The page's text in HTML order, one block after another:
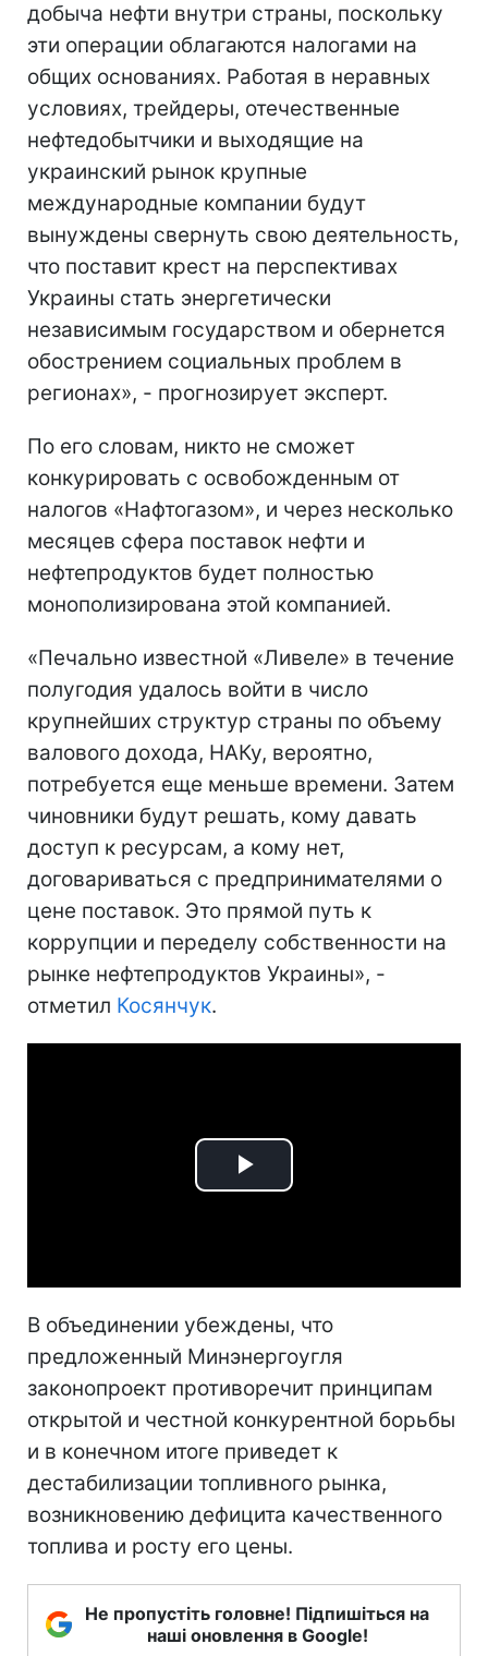
добыча нефти внутри страны, поскольку
эти операции облагаются налогами на
общих основаниях. Работая в неравных
условиях, трейдеры, отечественные
нефтедобытчики и выходящие на
украинский рынок крупные
международные компании будут
вынуждены свернуть свою деятельность,
что поставит крест на перспективах
Украины стать энергетически
независимым государством и обернется
обострением социальных проблем в
регионах», - прогнозирует эксперт.
По его словам, никто не сможет
конкурировать с освобожденным от
налогов «Нафтогазом», и через несколько
месяцев сфера поставок нефти и
нефтепродуктов будет полностью
монополизирована этой компанией.
«Печально известной «Ливеле» в течение
полугодия удалось войти в число
крупнейших структур страны по объему
валового дохода, НАКу, вероятно,
потребуется еще меньше времени. Затем
чиновники будут решать, кому давать
доступ к ресурсам, а кому нет,
договариваться с предпринимателями о
цене поставок. Это прямой путь к
коррупции и переделу собственности на
рынке нефтепродуктов Украины», -
отметил Косянчук.
Play
В объединении убеждены, что
предложенный Минэнергоугля
законопроект противоречит принципам
открытой и честной конкурентной борьбы
и в конечном итоге приведет к
дестабилизации топливного рынка,
возникновению дефицита качественного
топлива и росту его цены.
Не пропустіть головне! Підпишіться на
наші оновлення в Google!